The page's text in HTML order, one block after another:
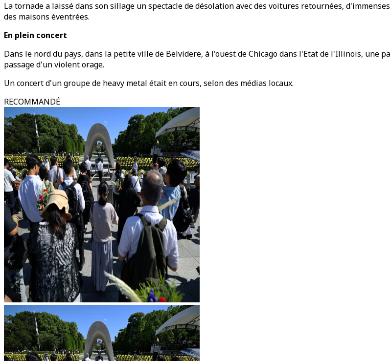
La tornade a laissé dans son sillage un spectacle de désolation avec des voitures retournées,
des maisons éventrées.
En plein concert
Dans le nord du pays, dans la petite ville de Belvidere, à l'ouest de Chicago dans l'Etat de l'Illinois, une
passage d'un violent orage.
Un concert d'un groupe de heavy metal était en cours, selon des médias locaux.
RECOMMANDÉ